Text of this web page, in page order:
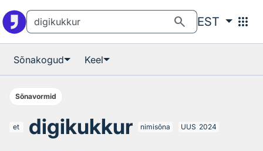
search EST apps
Sõnakogud Keel
Sõnavormid
et digikukkur nimisõna UUS 2024